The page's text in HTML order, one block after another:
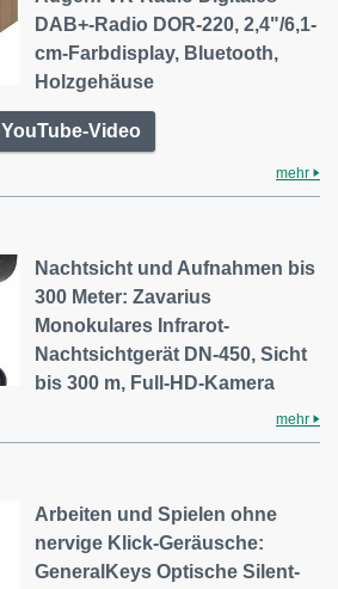
DAB+-Radio DOR-220, 2,4"/6,1-
cm-Farbdisplay, Bluetooth,
Holzgehäuse
YouTube-Video
mehr
Nachtsicht und Aufnahmen bis
300 Meter: Zavarius
Monokulares Infrarot-
Nachtsichtgerät DN-450, Sicht
bis 300 m, Full-HD-Kamera
mehr
Arbeiten und Spielen ohne
nervige Klick-Geräusche:
GeneralKeys Optische Silent-